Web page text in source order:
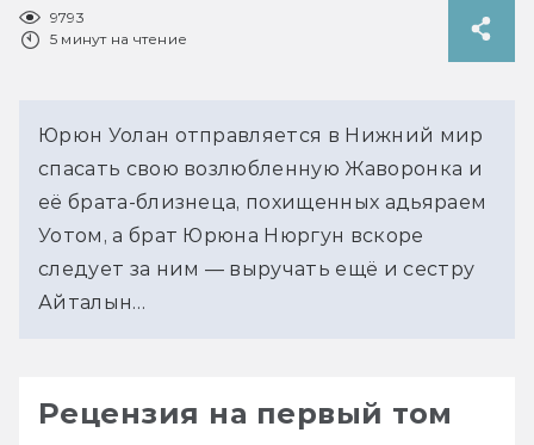
9793
5 минут на чтение
Юрюн Уолан отправляется в Нижний мир
спасать свою возлюбленную Жаворонка и
её брата-близнеца, похищенных адьяраем
Уотом, а брат Юрюна Нюргун вскоре
следует за ним — выручать ещё и сестру
Айталын…
Рецензия на первый том